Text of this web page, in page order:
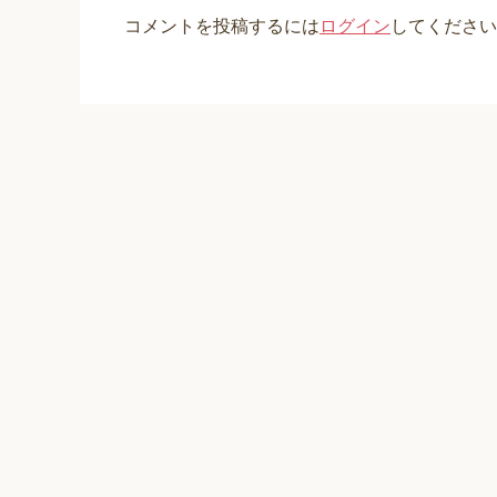
コメントを投稿するには ログイン してくださ